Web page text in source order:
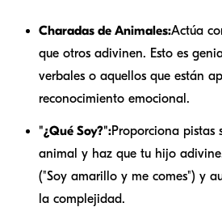
Charadas de Animales:Actúa
que otros adivinen. Esto es
verbales o aquellos que están
reconocimiento emocional.
"¿Qué Soy?":Proporciona pistas
animal y haz que tu hijo
("Soy amarillo y me comes") y
la complejidad.